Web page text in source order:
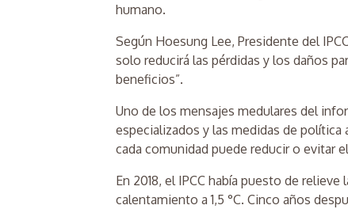
humano.
Según Hoesung Lee, Presidente del
solo reducirá las pérdidas y los daños
beneficios”.
Uno de los mensajes medulares del
especializados y las medidas de
cada comunidad puede reducir o evitar
En 2018, el IPCC había puesto de
calentamiento a 1,5 °C. Cinco años